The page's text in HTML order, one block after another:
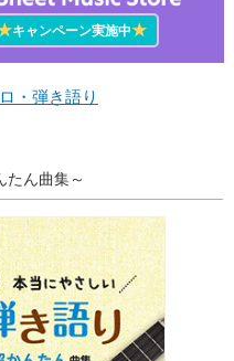
キャンペーン実施中★
・弾き語り
たん曲集～